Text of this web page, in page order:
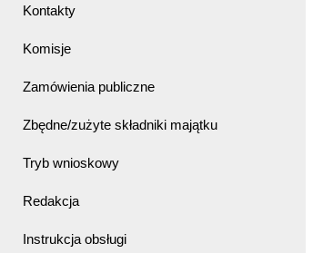
Kontakty
Komisje
Zamówienia publiczne
Zbędne/zużyte składniki majątku
Tryb wnioskowy
Redakcja
Instrukcja obsługi